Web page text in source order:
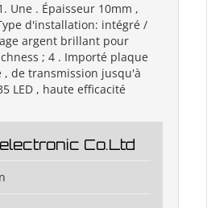
Une . Épaisseur 10mm ,
d'installation: intégré /
argent brillant pour
; 4 . Importé plaque
, de transmission jusqu'à
LED , haute efficacité
Co.Ltd